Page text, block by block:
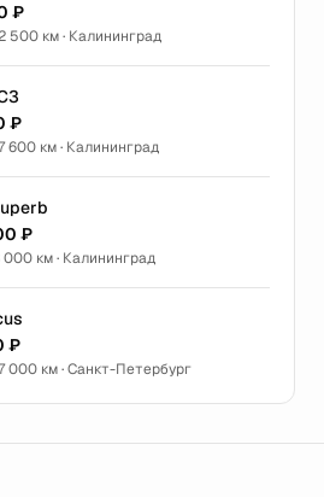
₽
500 км · Калининград
₽
600 км · Калининград
₽
000 км · Калининград
₽
000 км · Санкт-Петербург